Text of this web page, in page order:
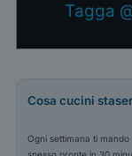
Tagga
Cosa cucini
Ogni settimana ti